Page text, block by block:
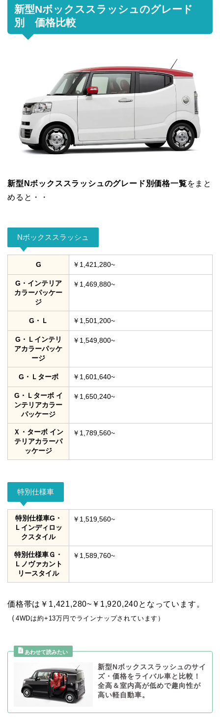
新型Nボックススラッシュのグレード
別 価格比較
新型Nボックススラッシュのグレード別価格一覧をまと
めると・・
Nボックススラッシュ
G ￥1,421,280~
G・インテリア
カラーパッケー
ジ
￥1,469,880~
G・Ｌ ￥1,501,200~
G・Ｌインテリ
アカラーパッケ
ージ
￥1,549,800~
G・Ｌターボ ￥1,601,640~
G・Ｌターボ イ
ンテリアカラー
パッケージ
￥1,650,240~
Ｘ・ターボ イン
テリアカラーパ
ッケージ
￥1,789,560~
特別仕様車
特別仕様車G・
Ｌインディロッ
クスタイル
￥1,519,560~
特別仕様車Ｇ・
Ｌノヴァカント
リースタイル
￥1,589,760~
価格帯は￥1,421,280~￥1,920,240となっています。
（ 4WDは約+13万円でラインナップされています）
新型Nボックススラッシュのサイ
ズ・価格をライバル車と比較！
全高＆室内高が低めで趣向性が
高い軽自動車。